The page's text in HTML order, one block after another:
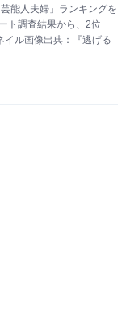
能人夫婦」ランキングを
ト調査結果から、2位
イル画像出典：『逃げる